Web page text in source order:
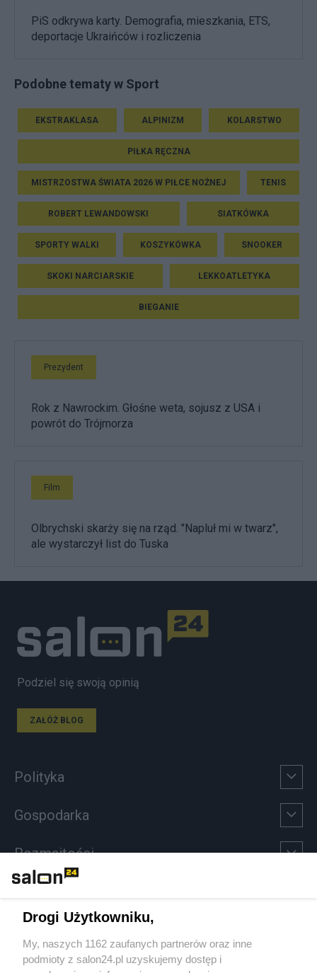
PiS odkrywa karty. Demografia, mieszkania, ETS,
deportacje Ukraińców i rozliczenia
Podobne tematy w Sport
EKSTRAKLASA ALPINIZM KOLARSTWO
PIŁKA RĘCZNA
MISTRZOSTWA ŚWIATA 2026 W PIŁCE NOŻNEJ TENIS
ROBERT LEWANDOWSKI SIATKÓWKA
SPORTY WALKI KOSZYKÓWKA SNOOKER
SKOKI NARCIARSKIE LEKKOATLETYKA
BIEGANIE
Prezydent
Rok z Nawrockim. Głośne weta, sojusz z USA i
powrót do Trójmorza
Film
Olbrychski skarży się na rząd. "Napluł mi w twarz",
ale wystarczył list do Tuska
Podziel się swoją opinią
ZAŁÓŻ BLOG
Polityka
Gospodarka
Rozmaitości
Sport
Społeczeństwo
Drogi Użytkowniku,
My, naszych 1162 zaufanych partnerów oraz inne
podmioty z salon24.pl uzyskujemy dostęp i